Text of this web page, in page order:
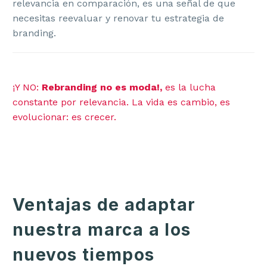
relevancia en comparación, es una señal de que
necesitas reevaluar y renovar tu estrategia de
branding.
¡Y NO: Rebranding no es moda!, es la lucha
constante por relevancia. La vida es cambio, es
evolucionar: es crecer.
Ventajas de adaptar
nuestra marca a los
nuevos tiempos